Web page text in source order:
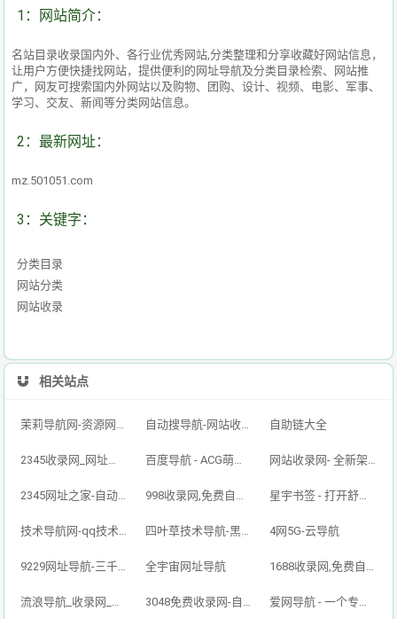
1：网站简介：
名站目录收录国内外、各行业优秀网站,分类整理和分享收藏好网站信息，
让用户方便快捷找网站，提供便利的网址导航及分类目录检索、网站推
广，网友可搜索国内外网站以及购物、团购、设计、视频、电影、军事、
学习、交友、新闻等分类网站信息。
2：最新网址：
mz.501051.com
3：关键字：
分类目录
网站分类
网站收录
相关站点
茉莉导航网-资源网址导航,汇集各大资源网,全网优质技术教程网 自动搜导航-网站收录-自动收录网-网址收录-自动秒收录 自助链大全
2345收录网_网址导航_免费收录网站_自动收录网_秒收录 百度导航 - ACG萌次元丨ACG导航网丨二次元导航丨资源网导航丨福利网址导航 - BaiDu导航 网站收录网- 全新架构自动秒收录网址导航，实现自主提交，自动化收录，打造百万网址库
2345网址之家-自动秒收录,好网址导航 998收录网,免费自动秒收录网址,提供自动收录,网站导航大全源码,自动链,友情链接交换。 星宇书签 - 打开舒适旅程，畅享资源之旅
技术导航网-qq技术导航网-专注网址收录研究 四叶草技术导航-黑科技,资源导航,云端,QQ技术导航网分享网络精品资源平台,多开,云端,网站源码,QQ技术,教程网,小刀娱乐网 4网5G-云导航
9229网址导航-三千万网民的首选（已创建12年） 全宇宙网址导航 1688收录网,免费自动秒收录网址,提供自动收录,网站导航大全源码,自动链,友情链接交换。
流浪导航_收录网_免费收录网站_自动收录网_秒收录 3048免费收录网-自动链接-友情链接网 爱网导航 - 一个专注收集分享优质免费资源的导航